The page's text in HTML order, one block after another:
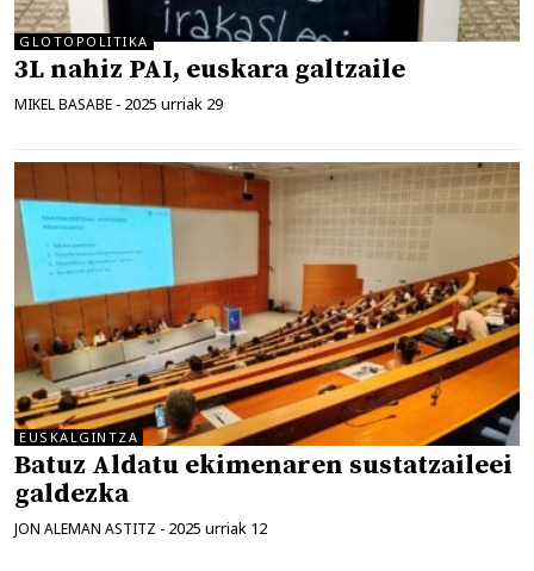
GLOTOPOLITIKA
3L nahiz PAI, euskara galtzaile
MIKEL BASABE - 2025 urriak 29
EUSKALGINTZA
Batuz Aldatu ekimenaren sustatzaileei
galdezka
JON ALEMAN ASTITZ - 2025 urriak 12